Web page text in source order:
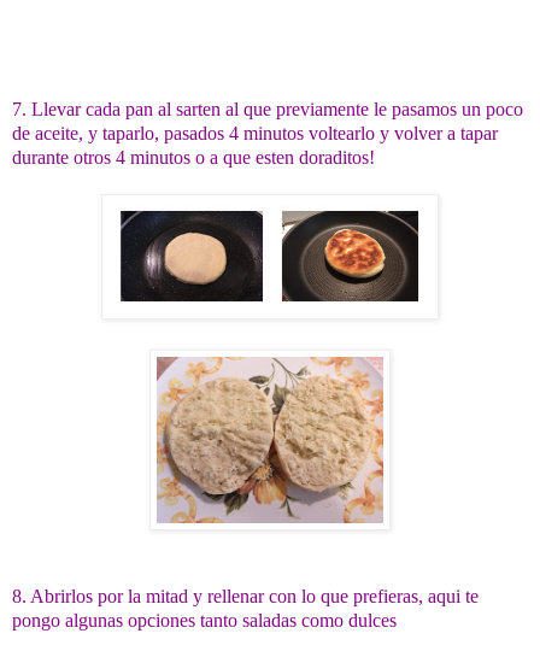
7. Llevar cada pan al sarten al que previamente le pasamos un poco
de aceite, y taparlo, pasados 4 minutos voltearlo y volver a tapar
durante otros 4 minutos o a que esten doraditos!
8. Abrirlos por la mitad y rellenar con lo que prefieras, aqui te
pongo algunas opciones tanto saladas como dulces